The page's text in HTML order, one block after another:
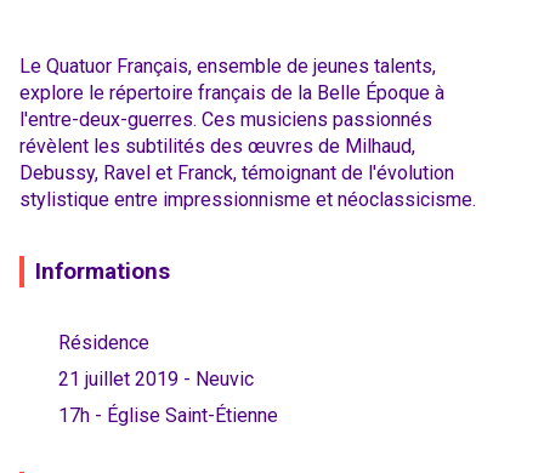
Le Quatuor Français, ensemble de jeunes talents,
explore le répertoire français de la Belle Époque à
l'entre-deux-guerres. Ces musiciens passionnés
révèlent les subtilités des œuvres de Milhaud,
Debussy, Ravel et Franck, témoignant de l'évolution
stylistique entre impressionnisme et néoclassicisme.
Informations
Résidence
21 juillet 2019 - Neuvic
17h - Église Saint-Étienne